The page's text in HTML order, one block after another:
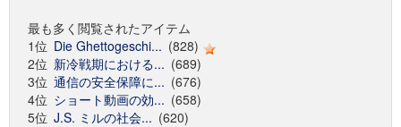
最も多く閲覧されたアイテム
1位 Die Ghettogeschi... (828)
2位 新冷戦期における... (689)
3位 通信の安全保障に... (676)
4位 ショート動画の効... (658)
5位 J.S. ミルの社会... (620)